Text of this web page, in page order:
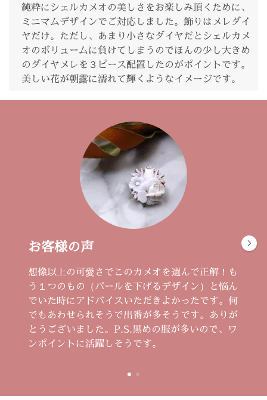
純粋にシェルカメオの美しさをお楽しみ頂くために、
ミニマムデザインでご対応しました。飾りはメレダイ
ヤだけ。ただし、あまり小さなダイヤだとシェルカメ
オのボリュームに負けてしまうのでほんの少し大きめ
のダイヤメレを３ピース配置したのがポイントです。
美しい花が朝露に濡れて輝くようなイメージです。
お客様の声
想像以上の可愛さでこのカメオを選んで正解！も
う１つのもの（パールを下げるデザイン）と悩ん
でいた時にアドバイスいただきよかったです。何
でもあわせられそうで出番が多そうです。ありが
とうございました。P.S.黒めの服が多いので、ワ
ンポイントに活躍しそうです。